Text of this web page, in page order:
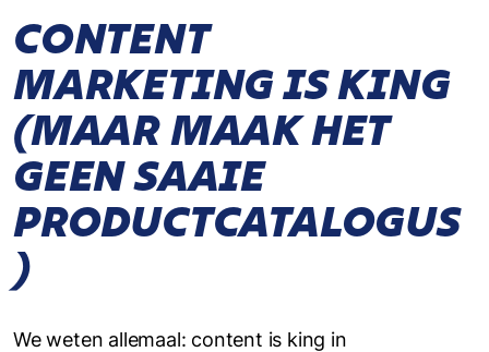
CONTENT
MARKETING IS KING
(MAAR MAAK HET
GEEN SAAIE
PRODUCTCATALOGUS
)
We weten allemaal: content is king in